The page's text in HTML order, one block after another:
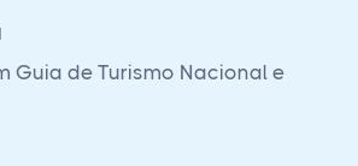
Guia de Turismo Regional